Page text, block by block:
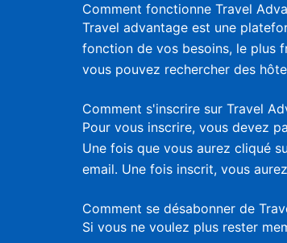
Comment fonctionne Travel
Travel advantage est une
fonction de vos besoins, le plus
vous pouvez rechercher des
Comment s'inscrire sur Travel
Pour vous inscrire, vous devez
Une fois que vous aurez cliqué
email. Une fois inscrit, vous
Comment se désabonner de
Si vous ne voulez plus rester